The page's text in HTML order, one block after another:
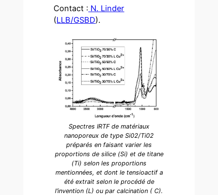
Contact : N. Linder
(LLB/GSBD).
Spectres IRTF de matériaux
nanoporeux de type Si02/Ti02
préparés en faisant varier les
proportions de silice (Si) et de titane
(Ti) selon les proportions
mentionnées, et dont le tensioactif a
été extrait selon le procédé de
l’invention (L) ou par calcination ( C).